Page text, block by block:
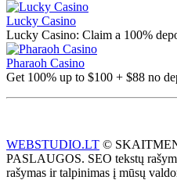
Lucky Casino
Lucky Casino: Claim a 100%
Pharaoh Casino
Get 100% up to $100 + $88 no
WEBSTUDIO.LT ©
PASLAUGOS. SEO tekstų
rašymas ir talpinimas į mūsų